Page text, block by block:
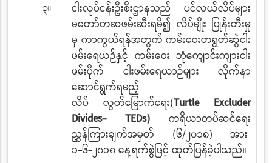
၃။
ငါးလုပ်ငန်းဦးစီးဌာနသည် ပင်လယ်လိပ်များ
မတော်တဆဖမ်းဆီးရမိ၍ လိပ်မျိုး ပြုန်းတီးမှု
မှ ကာကွယ်ရန်အတွက် ကမ်းဝေးတရွတ်ဆွဲငါး
ဖမ်းရေယဉ်နှင့် ကမ်းဝေး ဘုံကျောင်းကျားငါး
ဖမ်းပိုက် ငါးဖမ်းရေယာဉ်များ လိုက်နာ
ဆောင်ရွက်ရမည့်
လိပ်
လွတ်မြောက်ရေး(Turtle Excluder
Divides- TEDs)ကရိယာတပ်ဆင်ရေး
ညွှန်ကြားချက်အမှတ် (၆/၂၀၁၈) အား
၁-၆-၂၀၁၈ နေ့ရက်စွဲဖြင့် ထုတ်ပြန်ခဲ့ပါသည်။